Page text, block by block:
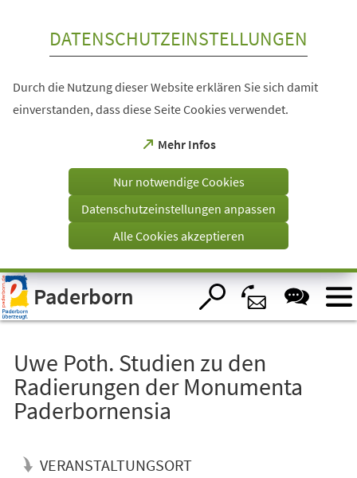
Visuelle
Assistenzsoftware
öffnen.
DATENSCHUTZEINSTELLUNGEN
Durch die Nutzung dieser Website erklären Sie sich damit
einverstanden, dass diese Seite Cookies verwendet.
Mehr Infos
(Öffnet
einem
Tab)
Nur notwendige Cookies
Datenschutzeinstellungen anpassen
Alle Cookies akzeptieren
Paderborn
Uwe Poth. Studien zu den
Radierungen der Monumenta
Paderbornensia
VERANSTALTUNGSORT